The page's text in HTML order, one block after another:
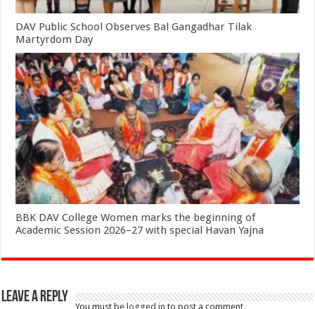
DAV Public School Observes Bal Gangadhar Tilak
Martyrdom Day
BBK DAV College Women marks the beginning of
Academic Session 2026–27 with special Havan Yajna
Leave a Reply
You must be logged in to post a comment.